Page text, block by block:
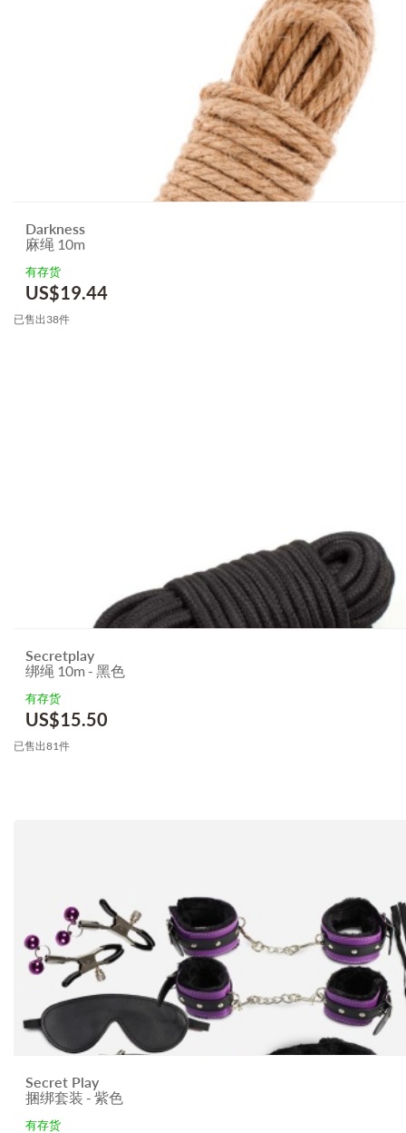
Darkness
麻绳 10m
有存货
US$19.44
已售出38件
Secretplay
绑绳 10m - 黑色
有存货
US$15.50
已售出81件
Secret Play
捆绑套装 - 紫色
有存货